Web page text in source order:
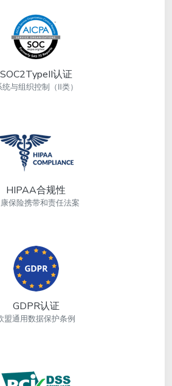
SOC2TypeII认证
统与组织控制（Ⅱ类）
HIPAA合规性
保险携带和责任法案
GDPR认证
盟通用数据保护条例